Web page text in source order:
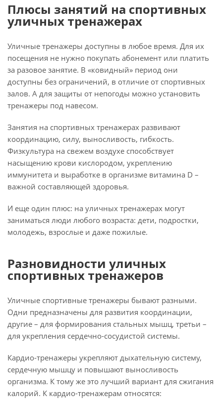
Плюсы занятий на спортивных
уличных тренажерах
Уличные тренажеры доступны в любое время. Для их
посещения не нужно покупать абонемент или платить
за разовое занятие. В «ковидный» период они
доступны без ограничений, в отличие от спортивных
залов. А для защиты от непогоды можно установить
тренажеры под навесом.
Занятия на спортивных тренажерах развивают
координацию, силу, выносливость, гибкость.
Физкультура на свежем воздухе способствует
насыщению крови кислородом, укреплению
иммунитета и выработке в организме витамина D –
важной составляющей здоровья.
И еще один плюс: на уличных тренажерах могут
заниматься люди любого возраста: дети, подростки,
молодежь, взрослые и даже пожилые.
Разновидности уличных
спортивных тренажеров
Уличные спортивные тренажеры бывают разными.
Одни предназначены для развития координации,
другие – для формирования стальных мышц, третьи –
для укрепления сердечно-сосудистой системы.
Кардио-тренажеры укрепляют дыхательную систему,
сердечную мышцу и повышают выносливость
организма. К тому же это лучший вариант для сжигания
калорий. К кардио-тренажерам относятся: